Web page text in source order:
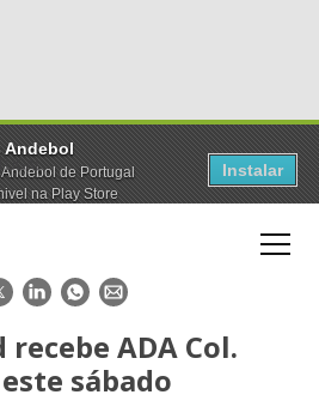
Andebol
de Portugal
na Play Store
Instalar
LinkedInWhatsApp
E-
recebe ADA Col.
sábado